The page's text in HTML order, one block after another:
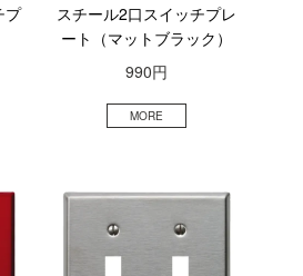
プ
スチール2口スイッチプレ
ート（マットブラック）
990円